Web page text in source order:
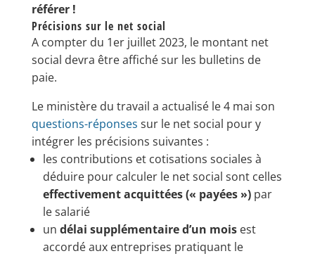
référer !
Précisions sur le net social
A compter du 1er juillet 2023, le montant net
social devra être affiché sur les bulletins de
paie.
Le ministère du travail a actualisé le 4 mai son
questions-réponses sur le net social pour y
intégrer les précisions suivantes :
les contributions et cotisations sociales à
déduire pour calculer le net social sont celles
effectivement acquittées (« payées »)par
le salarié
un délai supplémentaire d’un moisest
accordé aux entreprises pratiquant le